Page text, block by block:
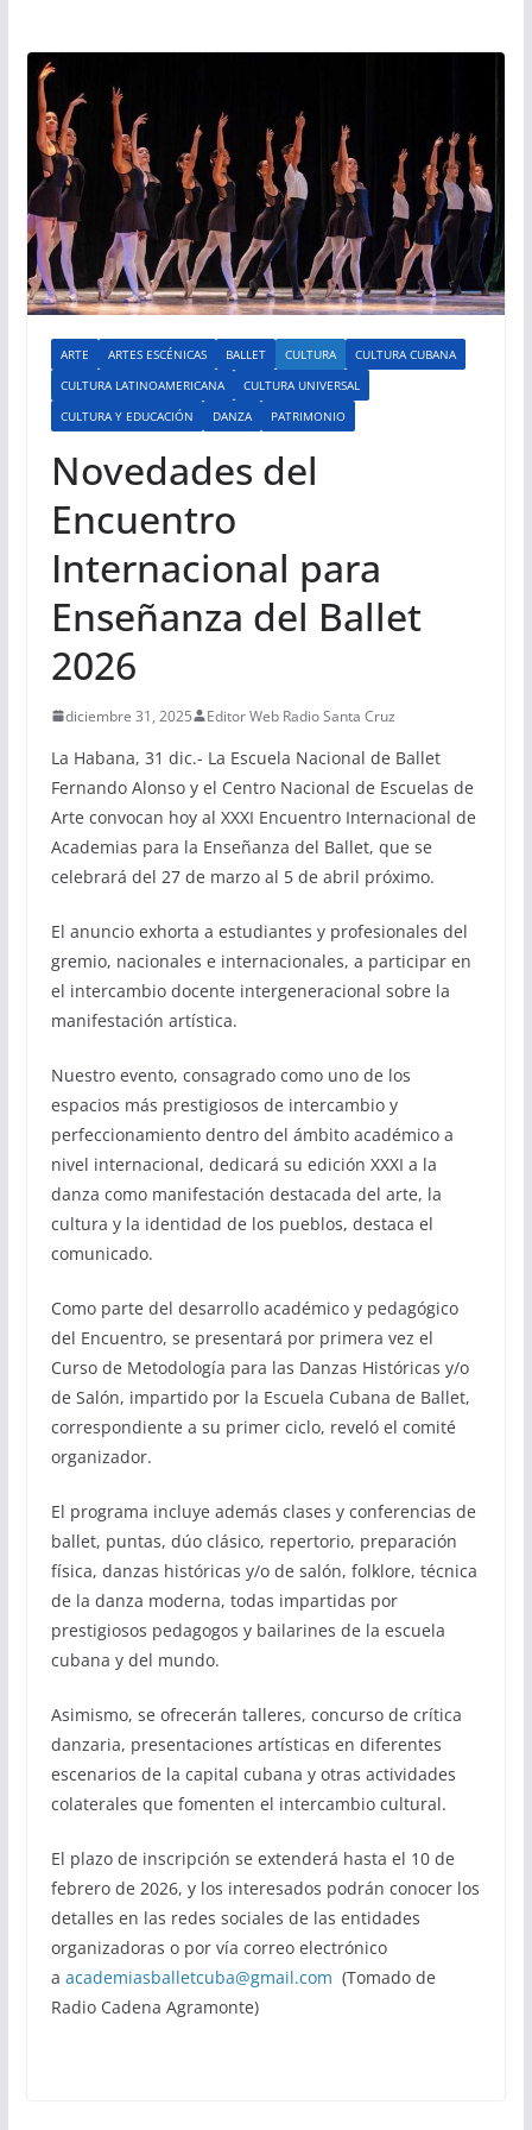
ARTE ARTES ESCÉNICAS BALLET CULTURA
CULTURA CUBANA
CULTURA LATINOAMERICANA
CULTURA UNIVERSAL
CULTURA Y EDUCACIÓN
DANZA PATRIMONIO
Novedades del
Encuentro
Internacional para
Enseñanza del Ballet
2026
diciembre 31, 2025 Editor Web Radio Santa Cruz
La Habana, 31 dic.- La Escuela Nacional de Ballet
Fernando Alonso y el Centro Nacional de Escuelas de
Arte convocan hoy al XXXI Encuentro Internacional de
Academias para la Enseñanza del Ballet, que se
celebrará del 27 de marzo al 5 de abril próximo.
El anuncio exhorta a estudiantes y profesionales del
gremio, nacionales e internacionales, a participar en
el intercambio docente intergeneracional sobre la
manifestación artística.
Nuestro evento, consagrado como uno de los
espacios más prestigiosos de intercambio y
perfeccionamiento dentro del ámbito académico a
nivel internacional, dedicará su edición XXXI a la
danza como manifestación destacada del arte, la
cultura y la identidad de los pueblos, destaca el
comunicado.
Como parte del desarrollo académico y pedagógico
del Encuentro, se presentará por primera vez el
Curso de Metodología para las Danzas Históricas y/o
de Salón, impartido por la Escuela Cubana de Ballet,
correspondiente a su primer ciclo, reveló el comité
organizador.
El programa incluye además clases y conferencias de
ballet, puntas, dúo clásico, repertorio, preparación
física, danzas históricas y/o de salón, folklore, técnica
de la danza moderna, todas impartidas por
prestigiosos pedagogos y bailarines de la escuela
cubana y del mundo.
Asimismo, se ofrecerán talleres, concurso de crítica
danzaria, presentaciones artísticas en diferentes
escenarios de la capital cubana y otras actividades
colaterales que fomenten el intercambio cultural.
El plazo de inscripción se extenderá hasta el 10 de
febrero de 2026, y los interesados podrán conocer los
detalles en las redes sociales de las entidades
organizadoras o por vía correo electrónico
a academiasballetcuba@gmail.com (Tomado de
Radio Cadena Agramonte)